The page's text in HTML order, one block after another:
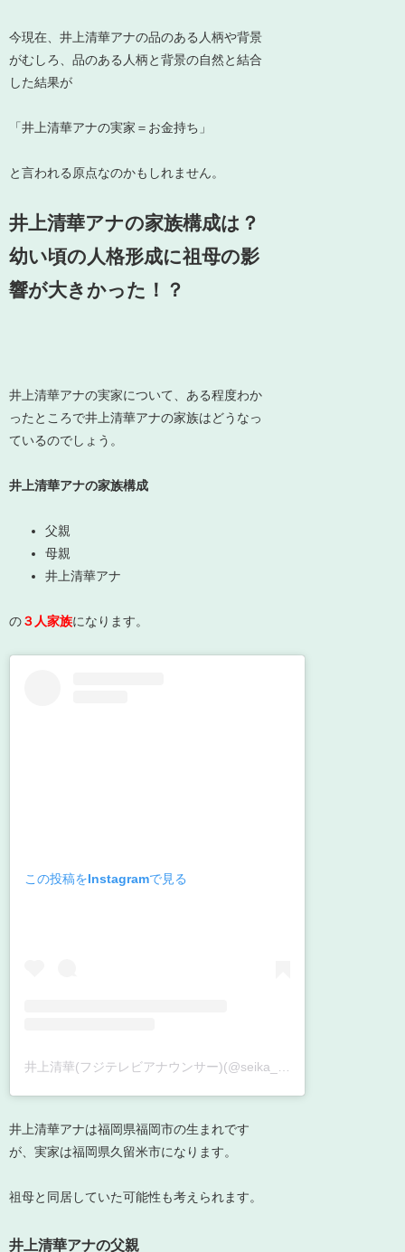
今現在、井上清華アナの品のある人柄や背景
がむしろ、品のある人柄と背景の自然と結合
した結果が
「井上清華アナの実家＝お金持ち」
と言われる原点なのかもしれません。
井上清華アナの家族構成は？
幼い頃の人格形成に祖母の影
響が大きかった！？
井上清華アナの実家について、ある程度わか
ったところで井上清華アナの家族はどうなっ
ているのでしょう。
井上清華アナの家族構成
父親
母親
井上清華アナ
の ３人家族になります。
この投稿をInstagramで見る
井上清華アナは福岡県福岡市の生まれです
が、実家は福岡県久留米市になります。
祖母と同居していた可能性も考えられます。
井上清華アナの父親